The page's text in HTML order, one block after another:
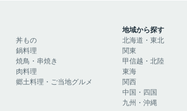
丼もの
鍋料理
焼鳥・串焼き
肉料理
郷土料理・ご当地グルメ
地域から探す
北海道・東北
関東
甲信越・北陸
東海
関西
中国・四国
九州・沖縄